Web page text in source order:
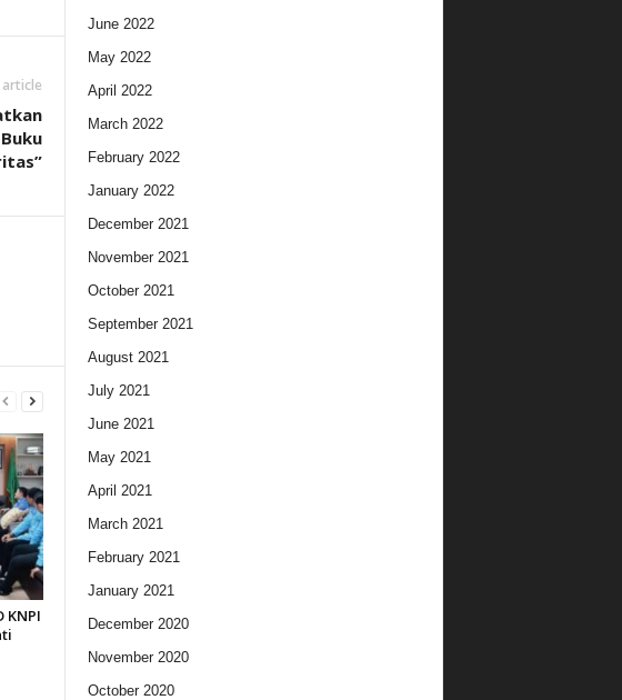
KNPI
June 2022
May 2022
April 2022
March 2022
February 2022
January 2022
December 2021
November 2021
October 2021
September 2021
August 2021
July 2021
June 2021
May 2021
April 2021
March 2021
February 2021
January 2021
December 2020
November 2020
October 2020